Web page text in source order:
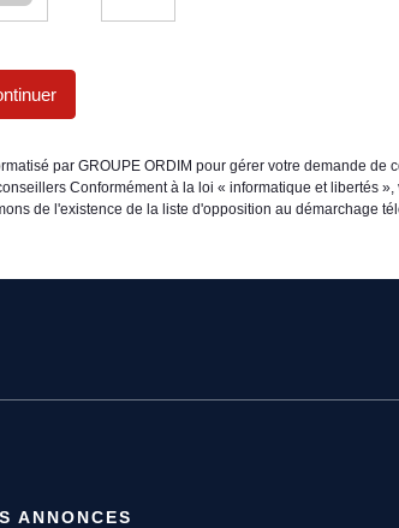
par GROUPE ORDIM pour gérer votre demande
Conformément à la loi « informatique et libertés
de l'existence de la liste d'opposition au démarchage
ANNONCES